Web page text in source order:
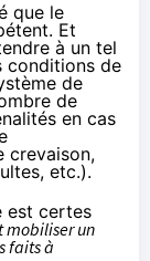
que le
Et
à un tel
conditions de
de
de
en cas
crevaison,
etc.).
est certes
mobiliser un
faits à